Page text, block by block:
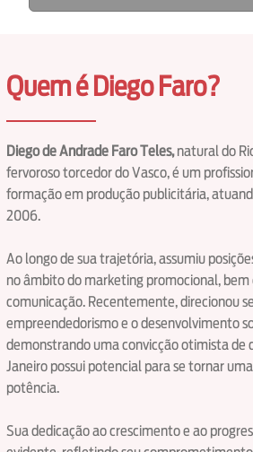
Quem é Diego Faro?
Diego de Andrade Faro Teles,natural do
fervoroso torcedor do Vasco, é um
formação em produção publicitária,
2006.
Ao longo de sua trajetória, assumiu
no âmbito do marketing promocional, bem
comunicação. Recentemente, direcionou
empreendedorismo e o desenvolvimento
demonstrando uma convicção otimista de
Janeiro possui potencial para se tornar
potência.
Sua dedicação ao crescimento e ao